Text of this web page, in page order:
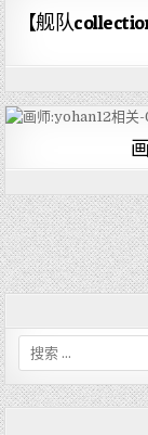
【舰队
文
章
导
航
搜
索
: